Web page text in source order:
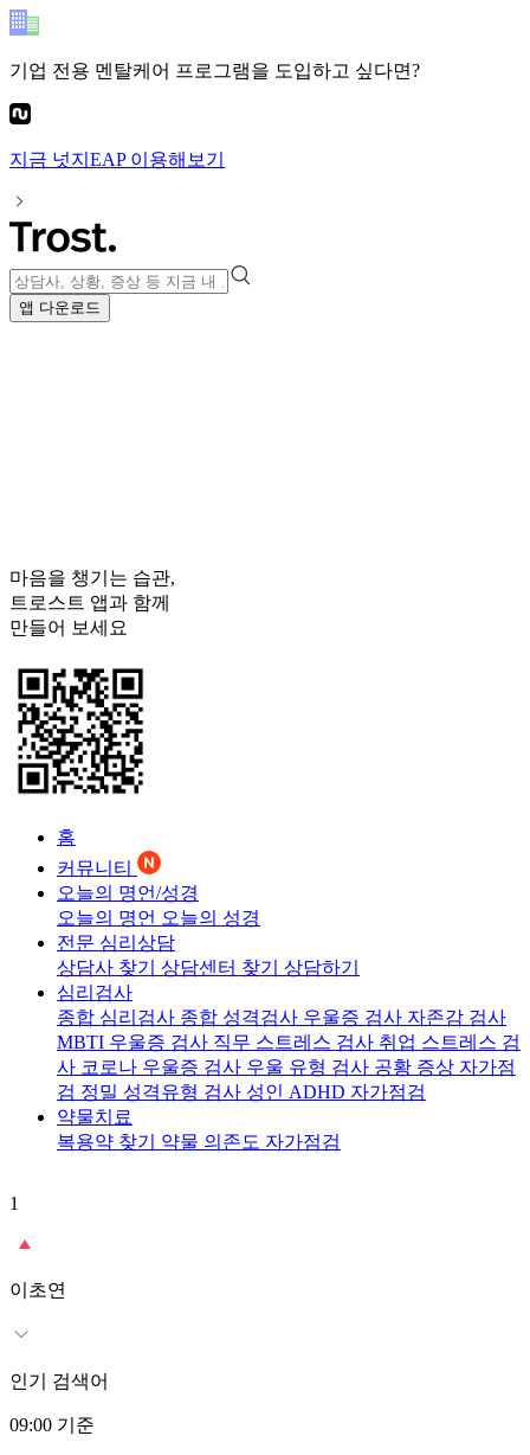
기업 전용 멘탈케어 프로그램을 도입하고 싶다면?
지금 넛지EAP이용해보기
앱 다운로드
마음을 챙기는 습관,
트로스트 앱과 함께
만들어 보세요
홈
커뮤니티
오늘의 명언/성경
오늘의 명언 오늘의 성경
전문 심리상담
상담사 찾기 상담센터 찾기 상담하기
심리검사
종합 심리검사 종합 성격검사 우울증 검사 자존감 검사
MBTI 우울증 검사 직무 스트레스 검사 취업 스트레스 검
사 코로나 우울증 검사 우울 유형 검사 공황 증상 자가점
검 정밀 성격유형 검사 성인 ADHD 자가점검
약물치료
복용약 찾기 약물 의존도 자가점검
1
이초연
인기 검색어
09:00 기준